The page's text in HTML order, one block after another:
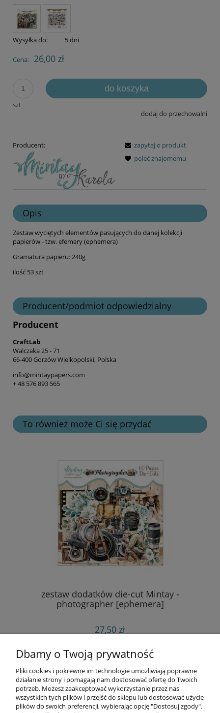
Wysyłka do: 5 dni
Cena: 26,00 zł
szt
do koszyka
dodaj do przechowalni
Producent:
zapytaj o produkt
poleć znajomemu
Opis
Zestaw wyciętych elementów pasujących do danej kolekcji
papierów - tzw. efemery (ephemera)
Gramatura papieru: 240g
ilość 53 szt
Producent/podmiot odpowiedzialny
Producent
CraftLab
Walczaka 25 - 71
66-400 Gorzów Wielkopolski, Polska
info@mintaypapers.com
+ 48 576 893 565
To również może Ci się przydać
zestaw dodatków die-cut Mintay -
photographer [ephemera]
27,50 zł
do koszyka
Informacje
Opłaty i koszty dostawy
Dbamy o Twoją prywatność
Pliki cookies i pokrewne im technologie umożliwiają poprawne
działanie strony i pomagają nam dostosować ofertę do Twoich
potrzeb. Możesz zaakceptować wykorzystanie przez nas
wszystkich tych plików i przejść do sklepu lub dostosować użycie
plików do swoich preferencji, wybierając opcję "Dostosuj zgody".